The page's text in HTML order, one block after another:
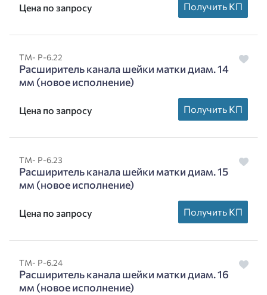
Цена по запросу Получить КП
ТМ- Р-6.22
Расширитель канала шейки матки диам. 14
мм (новое исполнение)
Цена по запросу Получить КП
ТМ- Р-6.23
Расширитель канала шейки матки диам. 15
мм (новое исполнение)
Цена по запросу Получить КП
ТМ- Р-6.24
Расширитель канала шейки матки диам. 16
мм (новое исполнение)